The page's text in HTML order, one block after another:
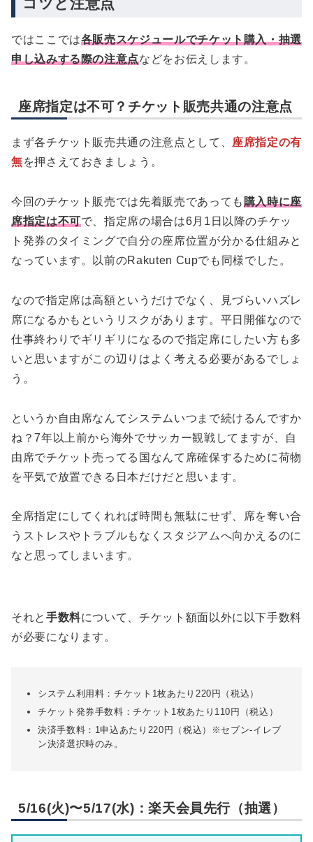
コツと注意点
ではここでは各販売スケジュールでチケット購入・抽選
申し込みする際の注意点などをお伝えします。
座席指定は不可？チケット販売共通の注意点
まず各チケット販売共通の注意点として、 座席指定の有
無を押さえておきましょう。
今回のチケット販売では先着販売であっても購入時に座
席指定は不可で、指定席の場合は6月1日以降のチケッ
ト発券のタイミングで自分の座席位置が分かる仕組みと
なっています。以前のRakuten Cupでも同様でした。
なので指定席は高額というだけでなく、見づらいハズレ
席になるかもというリスクがあります。平日開催なので
仕事終わりでギリギリになるので指定席にしたい方も多
いと思いますがこの辺りはよく考える必要があるでしょ
う。
というか自由席なんてシステムいつまで続けるんですか
ね？7年以上前から海外でサッカー観戦してますが、自
由席でチケット売ってる国なんて席確保するために荷物
を平気で放置できる日本だけだと思います。
全席指定にしてくれれば時間も無駄にせず、席を奪い合
うストレスやトラブルもなくスタジアムへ向かえるのに
なと思ってしまいます。
それと 手数料について、チケット額面以外に以下手数料
が必要になります。
システム利用料：チケット1枚あたり220円（税込）
チケット発券手数料：チケット1枚あたり110円（税込）
決済手数料：1申込あたり220円（税込）※セブン-イレブ
ン決済選択時のみ。
5/16(火)〜5/17(水)：楽天会員先行（抽選）